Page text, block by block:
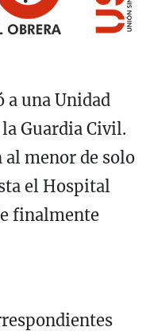
a una Unidad
Guardia Civil.
menor de solo
el Hospital
finalmente